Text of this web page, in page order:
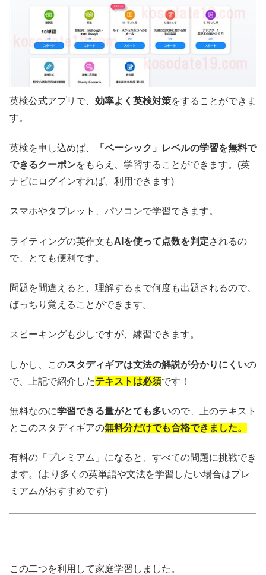
英検公式アプリで、 効率よく英検対策をすることができま
す。
英検を申し込めば、
「ベーシック」レベルの学習を無料で
できるクーポンをもらえ、学習することができます。(英
ナビにログインすれば、利用できます)
スマホやタブレット、パソコンで学習できます。
ライティングの英作文もAIを使って点数を判定されるの
で、とても便利です。
問題を間違えると、理解するまで何度も出題されるので、
ばっちり覚えることができます。
スピーキングも少しですが、練習できます。
しかし、このスタディギアは文法の解説が分かりにくいの
で、上記で紹介したテキストは必須です！
無料なのに学習できる量がとても多いので、上のテキスト
とこのスタディギアの無料分だけでも合格できました。
有料の「プレミアム」になると、すべての問題に挑戦でき
ます。(より多くの英単語や文法を学習したい場合はプレ
ミアムがおすすめです)
この二つを利用して家庭学習しました。